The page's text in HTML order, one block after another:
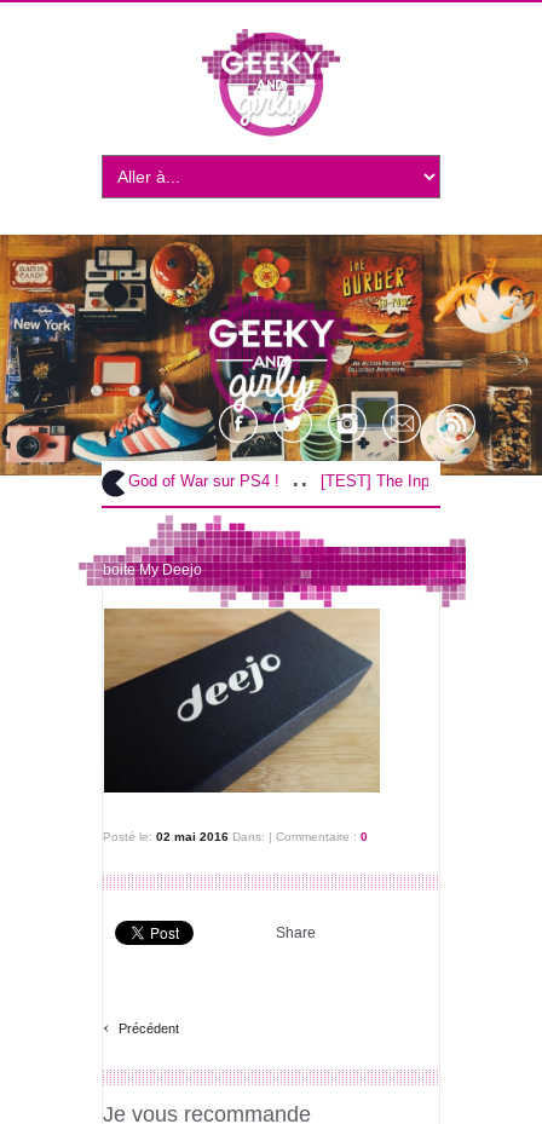
.. [TEST] God of War sur PS4 ! .. [TEST] The Inpatient sur PS4 /
boite My Deejo
Posté le: 02 mai 2016 Dans: | Commentaire : 0
Share
‹ Précédent
Je vous recommande